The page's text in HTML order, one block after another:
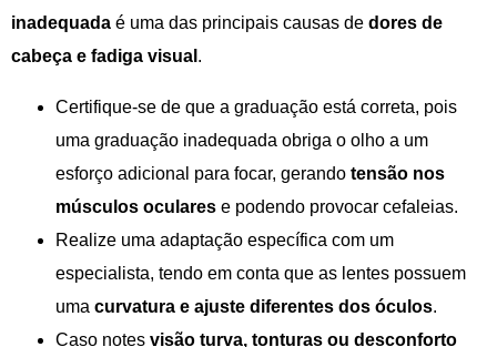
inadequada é uma das principais causas de dores de
cabeça e fadiga visual .
Certifique-se de que a graduação está correta, pois
uma graduação inadequada obriga o olho a um
esforço adicional para focar, gerando tensão nos
músculos oculares e podendo provocar cefaleias.
Realize uma adaptação específica com um
especialista, tendo em conta que as lentes possuem
uma curvatura e ajuste diferentes dos óculos.
Caso notes visão turva, tonturas ou desconforto